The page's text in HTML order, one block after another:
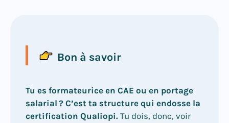
Bon à savoir
Tu es formateurice en CAE ou en portage
salarial ? C’est ta structure qui endosse la
certification Qualiopi. Tu dois, donc, voir